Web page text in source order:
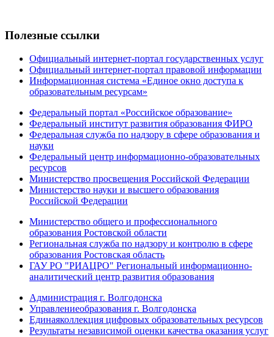
Полезные ссылки
Официальный интернет-портал государственных услуг
Официальный интернет-портал правовой информации
Информационная система «Единое окно доступа к
образовательным ресурсам»
Федеральный портал «Российское образование»
Федеральный институт развития образования ФИРО
Федеральная служба по надзору в сфере образования и
науки
Федеральный центр информационно-образовательных
ресурсов
Министерство просвещения Российской Федерации
Министерство науки и высшего образования
Российской Федерации
Министерство общего и профессионального
образования Ростовской области
Региональная служба по надзору и контролю в сфере
образования Ростовская область
ГАУ РО "РИАЦРО" Региональный информационно-
аналитический центр развития образования
Администрация г. Волгодонска
Управлениеобразования г. Волгодонска
Единаяколлекция цифровых образовательных ресурсов
Результаты независимой оценки качества оказания услуг